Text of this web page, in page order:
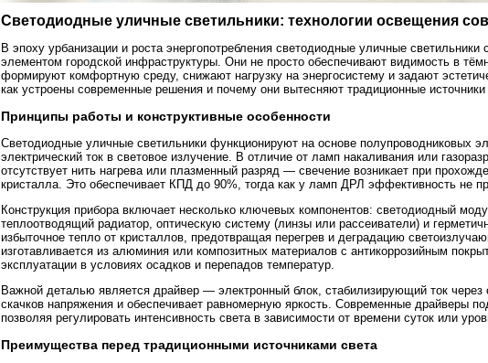
Светодиодные уличные светильники: технологии освещения
В эпоху урбанизации и роста энергопотребления светодиодные уличные светильники
элементом городской инфраструктуры. Они не просто обеспечивают видимость в
формируют комфортную среду, снижают нагрузку на энергосистему и задают
как устроены современные решения и почему они вытесняют традиционные источники
Принципы работы и конструктивные особенности
Светодиодные уличные светильники функционируют на основе полупроводниковых
электрический ток в световое излучение. В отличие от ламп накаливания или
отсутствует нить нагрева или плазменный разряд — свечение возникает при
кристалла. Это обеспечивает КПД до 90%, тогда как у ламп ДРЛ эффективность не
Конструкция прибора включает несколько ключевых компонентов: светодиодный
теплоотводящий радиатор, оптическую систему (линзы или рассеиватели) и
избыточное тепло от кристаллов, предотвращая перегрев и деградацию
изготавливается из алюминия или композитных материалов с антикоррозийным
эксплуатации в условиях осадков и перепадов температур.
Важной деталью является драйвер — электронный блок, стабилизирующий ток
скачков напряжения и обеспечивает равномерную яркость. Современные драйверы
позволяя регулировать интенсивность света в зависимости от времени суток или
Преимущества перед традиционными источниками света